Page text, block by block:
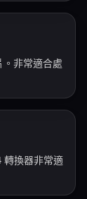
非常適合處
轉換器非常適